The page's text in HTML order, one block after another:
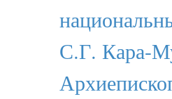
С.Г. Кара-